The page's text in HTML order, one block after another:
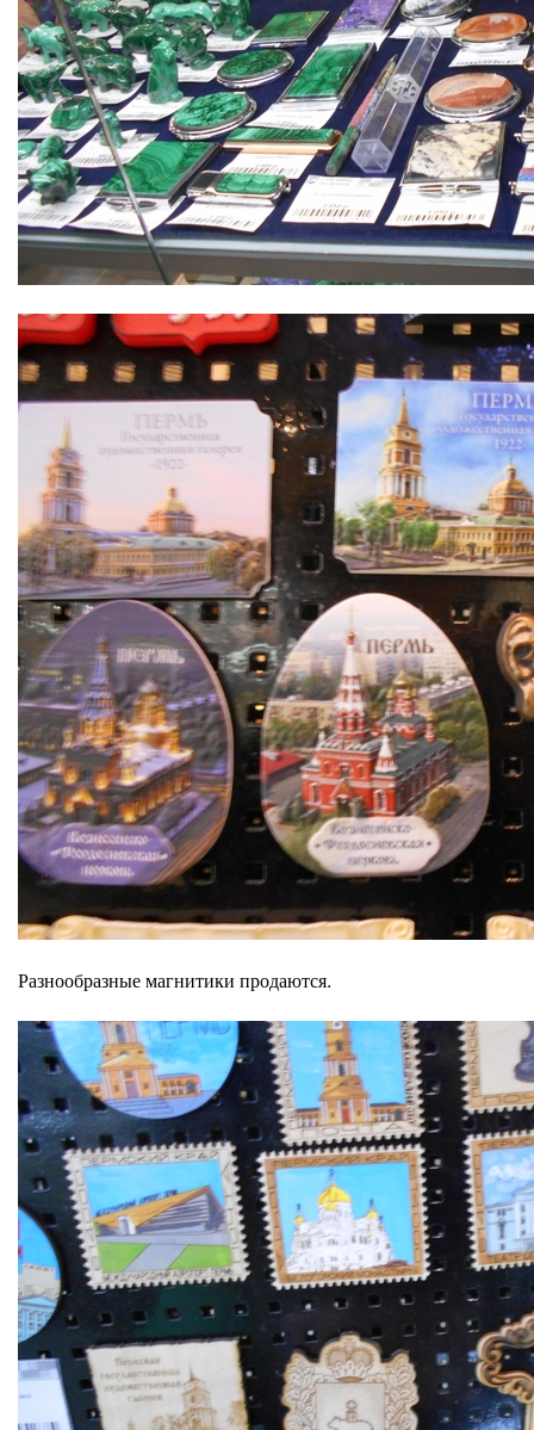
Разнообразные магнитики продаются.